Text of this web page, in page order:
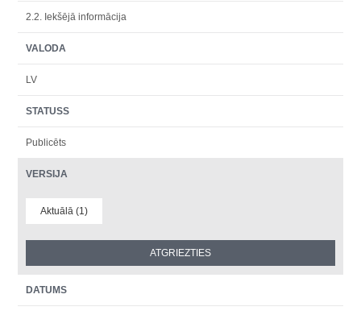
2.2. Iekšējā informācija
VALODA
LV
STATUSS
Publicēts
VERSIJA
Aktuālā (1)
DATUMS